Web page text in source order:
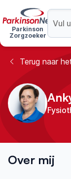
Parkinson
Zorgzoeker
Terug naar
Over mij